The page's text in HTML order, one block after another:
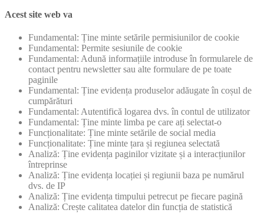
Acest site web va
Fundamental: Ține minte setările permisiunilor de cookie
Fundamental: Permite sesiunile de cookie
Fundamental: Adună informațiile introduse în formularele de
contact pentru newsletter sau alte formulare de pe toate
paginile
Fundamental: Ține evidența produselor adăugate în coșul de
cumpărături
Fundamental: Autentifică logarea dvs. în contul de utilizator
Fundamental: Ține minte limba pe care ați selectat-o
Funcționalitate: Ține minte setările de social media
Funcționalitate: Ține minte țara și regiunea selectată
Analiză: Ține evidența paginilor vizitate și a interacțiunilor
întreprinse
Analiză: Ține evidența locației și regiunii baza pe numărul
dvs. de IP
Analiză: Ține evidența timpului petrecut pe fiecare pagină
Analiză: Crește calitatea datelor din funcția de statistică